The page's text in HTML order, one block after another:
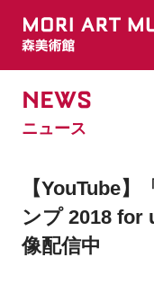
NEWS
ニュース
【YouTube
ンプ 2018 for
像配信中